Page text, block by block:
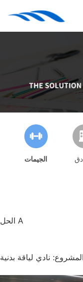
الجيمات
الحل A
نادي لياقة بدنية